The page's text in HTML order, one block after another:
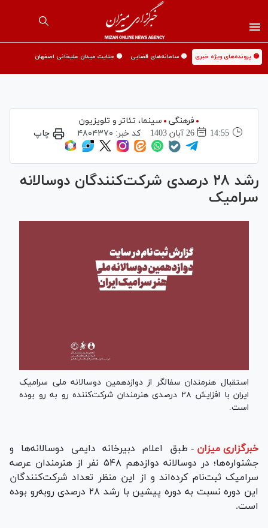
🟡 پرونده‌های ویژه خبری 🟡 سامانه‌های قضایی 🟡 جنایت میدان علیخانی اصفهان
فرهنگی
سینما،‌ تئاتر و تلویزیون
14:55
26 آبان 1403 کد خبر: ۴۸۰۴۳۷۰ چاپ
رشد ۲۸ درصدی شرکت‌کنندگان دوسالانه
سرامیک
استقبال هنرمندان سفالگر از دوازدهمین دوسالانه ملی سرامیک
ایران با افزایش ۲۸ درصدی هنرمندان شرکت‌کننده رو به رو بوده
است.
خبرگزاری میزان - طبق اعلام دبیرخانه دایمی دوسالانه‌ها و
جشنواره‌ها؛ در دوسالانه دوازدهم ۵۴۸ نفر از هنرمندان عرصه
سرامیک ثبت‌نام کرده‌اند و از این منظر تعداد شرکت‌کنندگان
این دوره نسبت به دوره پیشین با رشد ۲۸ درصدی روبه‌رو بوده
است.